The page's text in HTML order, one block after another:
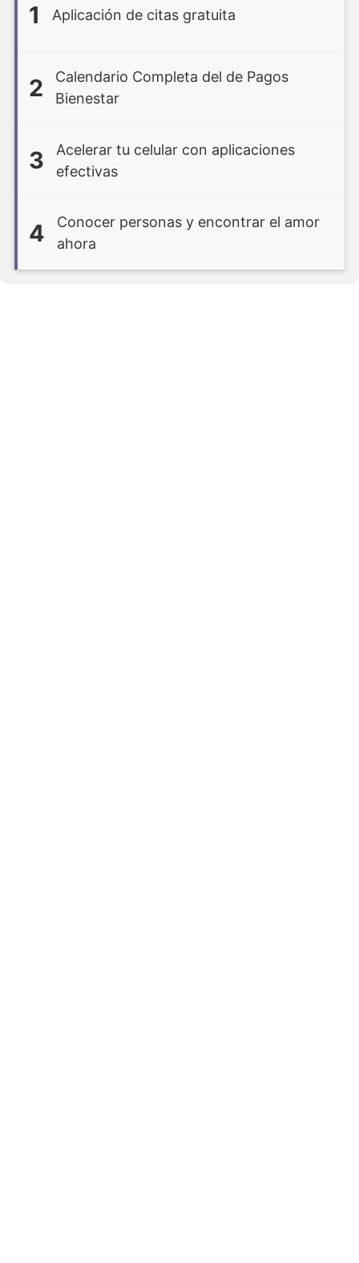
1 Aplicación de citas gratuita
2
Calendario Completa del de Pagos
Bienestar
3
Acelerar tu celular con aplicaciones
efectivas
4
Conocer personas y encontrar el amor
ahora